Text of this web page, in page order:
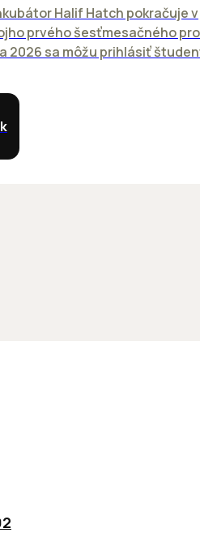
Halif Hatch pokračuje v
prvého šesťmesačného
2026 sa môžu prihlásiť